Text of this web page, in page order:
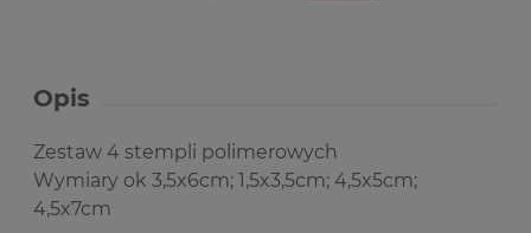
Opis
Zestaw 4 stempli polimerowych
Wymiary ok 3,5x6cm; 1,5x3,5cm; 4,5x5cm;
4,5x7cm